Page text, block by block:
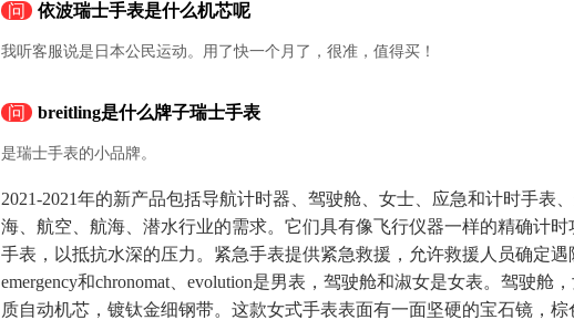
问 依波瑞士手表是什么机芯呢
我听客服说是日本公民运动。用了快一个月了，很准，值得买！
问 breitling是什么牌子瑞士手表
是瑞士手表的小品牌。
2021-2021年的新产品包括导航计时器、驾驶舱、女士、应急和计时手表
海、航空、航海、潜水行业的需求。它们具有像飞行仪器一样的精确计
手表，以抵抗水深的压力。紧急手表提供紧急救援，允许救援人员确定遇
emergency和chronomat、evolution是男表，驾驶舱和淑女是女表。驾驶舱
质自动机芯，镀钛金细钢带。这款女式手表表面有一面坚硬的宝石镜，